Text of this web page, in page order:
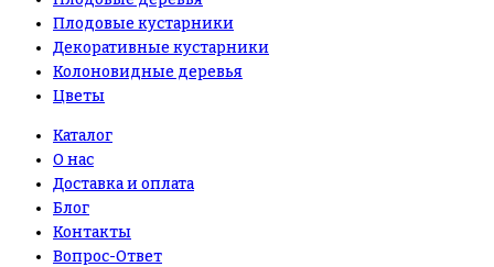
Плодовые кустарники
Декоративные кустарники
Колоновидные деревья
Цветы
Каталог
О нас
Доставка и оплата
Блог
Контакты
Вопрос-Ответ